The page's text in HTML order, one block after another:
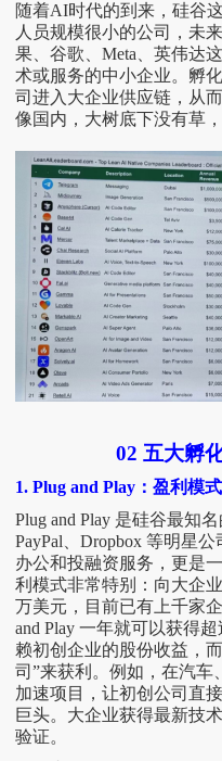
随着AI时代的到来，硅谷
人员规模很小的公司，未
果、谷歌、Meta、英伟达
术或服务的中小企业。孵
司进入大企业供应链，从
像国内，大树底下没有草，
02 五大孵
1. Plug and Play：盈利模
Plug and Play 是硅谷最知
PayPal、Dropbox 等明星
办公和投融资服务，更是
利模式非常特别：向大企
万美元，目前已有上千家
and Play 一年就可以获得
赖初创企业的股份收益，
司”来获利。例如，在汽车
加速项目，让初创公司直
巨头。大企业获得最新技
验证。